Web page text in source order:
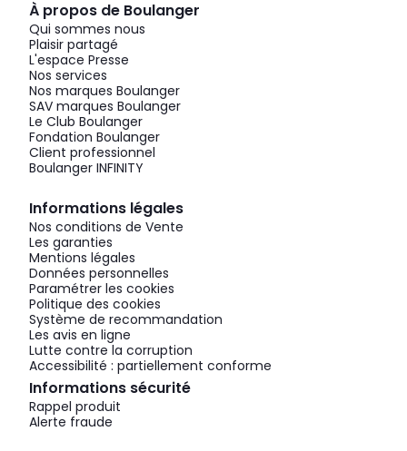
À propos de Boulanger
Qui sommes nous
Plaisir partagé
L'espace Presse
Nos services
Nos marques Boulanger
SAV marques Boulanger
Le Club Boulanger
Fondation Boulanger
Client professionnel
Boulanger INFINITY
Informations légales
Nos conditions de Vente
Les garanties
Mentions légales
Données personnelles
Paramétrer les cookies
Politique des cookies
Système de recommandation
Les avis en ligne
Lutte contre la corruption
Accessibilité : partiellement conforme
Informations sécurité
Rappel produit
Alerte fraude